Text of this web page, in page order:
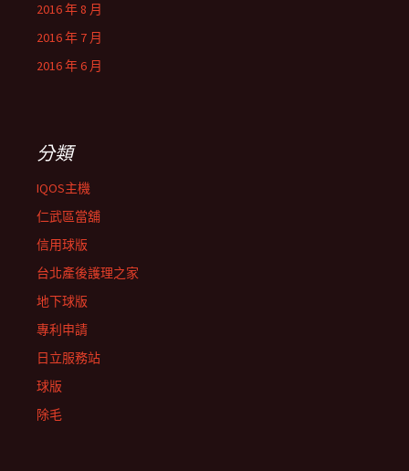
2016 年 8 月
2016 年 7 月
2016 年 6 月
分類
IQOS主機
仁武區當舖
信用球版
台北產後護理之家
地下球版
專利申請
日立服務站
球版
除毛